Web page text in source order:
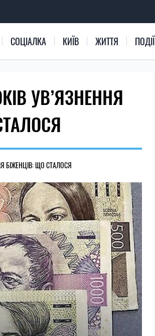
СОЦІАЛКА КИЇВ ЖИТТЯ ПОДІЇ
УВ’ЯЗНЕННЯ
БІЖЕНЦІВ: ЩО СТАЛОСЯ